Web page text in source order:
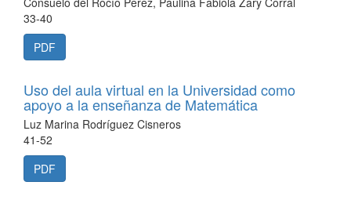
33-40
PDF
Uso del aula virtual en la Universidad como
apoyo a la enseñanza de Matemática
Luz Marina Rodríguez Cisneros
41-52
PDF